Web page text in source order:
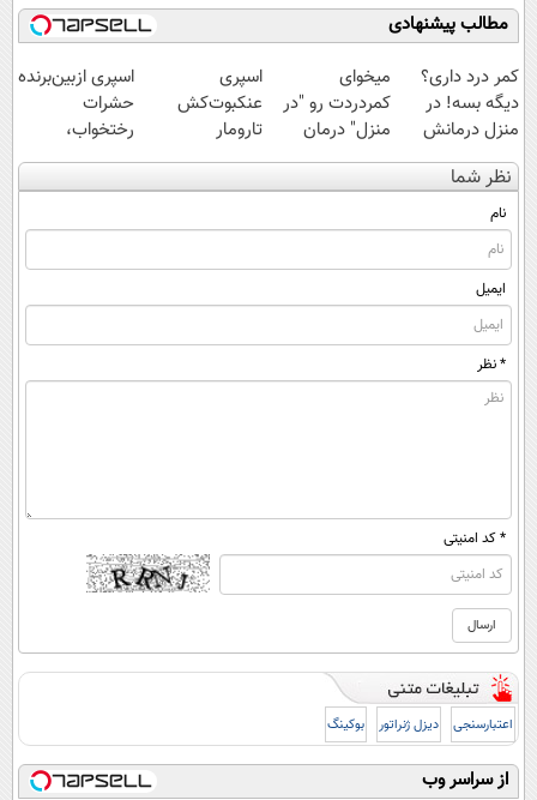
مطالب پیشنهادی
کمر درد داری؟
دیگه بسه! در
منزل درمانش
کن
(◀پرسش‌نامه)
میخوای
کمردردت رو "در
منزل" درمان
کنی؟ (◂فیلم +
◂پرسش‌نامه)
اسپری
عنکبوت‌‌کش
تارومار
ازبین‌برنده انواع
عنکبوت
اسپری ازبین‌برنده
حشرات
رختخواب،
مناسب برای
مقابله با انواع
نظر شما
نام
ایمیل
* نظر
* کد امنیتی
اعتبارسنجی دیزل ژنراتور بوکینگ
از سراسر وب